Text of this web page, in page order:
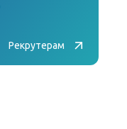
Рекрутерам